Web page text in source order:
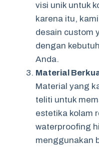
visi unik untuk
karena itu,
desain custom
dengan
Anda.
Material
Material yang
teliti untuk
estetika kolam
waterproofing
menggunakan